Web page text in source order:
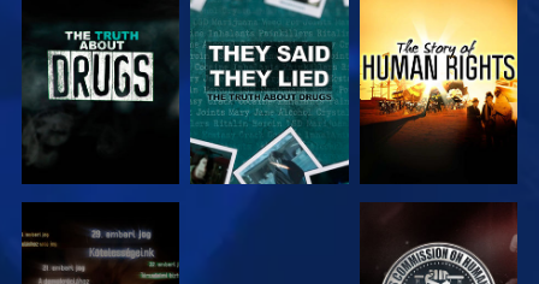
MŰSORNÉZÉS MŰSORNÉZÉS MŰSORNÉZÉS
MŰSORNÉZÉS MŰSORNÉZÉS